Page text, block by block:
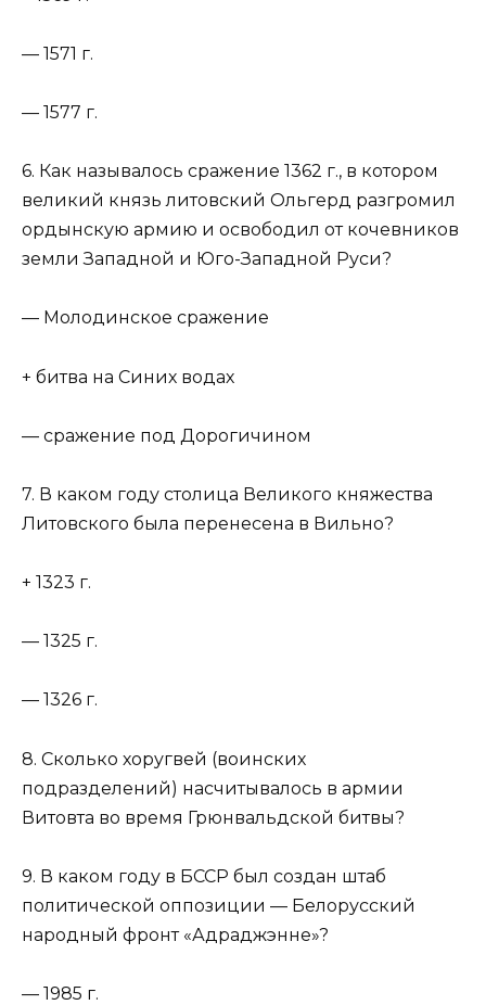
— 1571 г.
— 1577 г.
6. Как называлось сражение 1362 г., в котором
великий князь литовский Ольгерд разгромил
ордынскую армию и освободил от кочевников
земли Западной и Юго-Западной Руси?
— Молодинское сражение
+ битва на Синих водах
— сражение под Дорогичином
7. В каком году столица Великого княжества
Литовского была перенесена в Вильно?
+ 1323 г.
— 1325 г.
— 1326 г.
8. Сколько хоругвей (воинских
подразделений) насчитывалось в армии
Витовта во время Грюнвальдской битвы?
9. В каком году в БССР был создан штаб
политической оппозиции — Белорусский
народный фронт «Адраджэнне»?
— 1985 г.